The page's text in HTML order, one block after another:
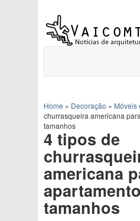
Home » Decoração » Móveis
churrasqueira americana
tamanhos
4 tipos de
americana
tamanhos